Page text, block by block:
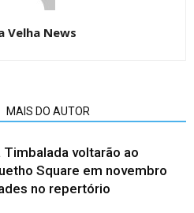
Velha News
MAIS DO AUTOR
Timbalada voltarão ao
Square em novembro
no repertório